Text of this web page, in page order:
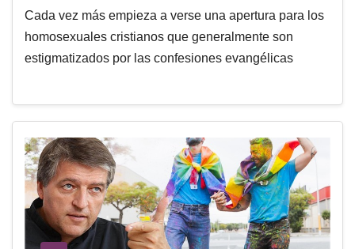
Cada vez más empieza a verse una apertura para los
homosexuales cristianos que generalmente son
estigmatizados por las confesiones evangélicas